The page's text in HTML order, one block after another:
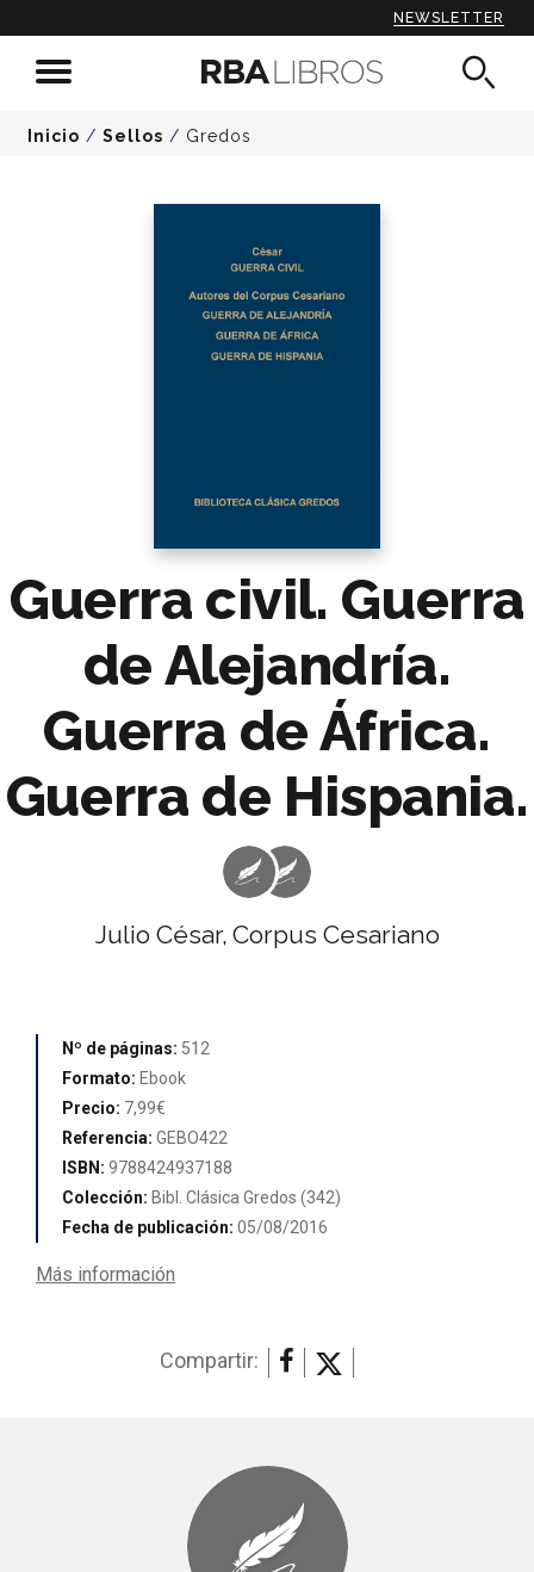
NEWSLETTER
Inicio / Sellos / Gredos
Guerra civil. Guerra
de Alejandría.
Guerra de África.
Guerra de Hispania.
Julio César, Corpus Cesariano
Nº de páginas: 512
Formato: Ebook
Precio: 7,99€
Referencia: GEBO422
ISBN: 9788424937188
Colección: Bibl. Clásica Gredos (342)
Fecha de publicación: 05/08/2016
Más información
Compartir: